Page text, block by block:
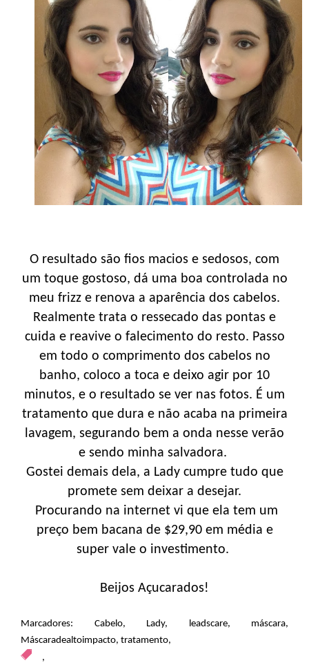
O resultado são fios macios e sedosos, com
um toque gostoso, dá uma boa controlada no
meu frizz e renova a aparência dos cabelos.
Realmente trata o ressecado das pontas e
cuida e reavive o falecimento do resto. Passo
em todo o comprimento dos cabelos no
banho, coloco a toca e deixo agir por 10
minutos, e o resultado se ver nas fotos. É um
tratamento que dura e não acaba na primeira
lavagem, segurando bem a onda nesse verão
e sendo minha salvadora.
Gostei demais dela, a Lady cumpre tudo que
promete sem deixar a desejar.
Procurando na internet vi que ela tem um
preço bem bacana de $29,90 em média e
super vale o investimento.
Beijos Açucarados!
Marcadores: Cabelo, Lady, leadscare, máscara,
Máscaradealtoimpacto, tratamento,
,